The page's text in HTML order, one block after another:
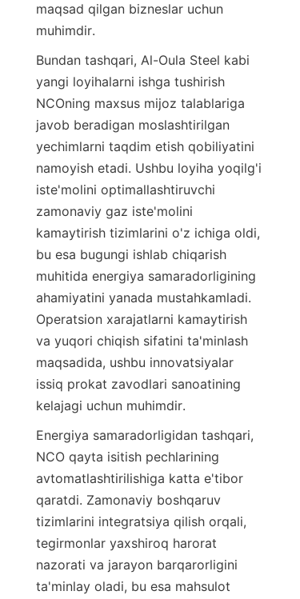
maqsad qilgan bizneslar uchun
muhimdir.
Bundan tashqari, Al-Oula Steel kabi
yangi loyihalarni ishga tushirish
NCOning maxsus mijoz talablariga
javob beradigan moslashtirilgan
yechimlarni taqdim etish qobiliyatini
namoyish etadi. Ushbu loyiha yoqilg'i
iste'molini optimallashtiruvchi
zamonaviy gaz iste'molini
kamaytirish tizimlarini o'z ichiga oldi,
bu esa bugungi ishlab chiqarish
muhitida energiya samaradorligining
ahamiyatini yanada mustahkamladi.
Operatsion xarajatlarni kamaytirish
va yuqori chiqish sifatini ta'minlash
maqsadida, ushbu innovatsiyalar
issiq prokat zavodlari sanoatining
kelajagi uchun muhimdir.
Energiya samaradorligidan tashqari,
NCO qayta isitish pechlarining
avtomatlashtirilishiga katta e'tibor
qaratdi. Zamonaviy boshqaruv
tizimlarini integratsiya qilish orqali,
tegirmonlar yaxshiroq harorat
nazorati va jarayon barqarorligini
ta'minlay oladi, bu esa mahsulot